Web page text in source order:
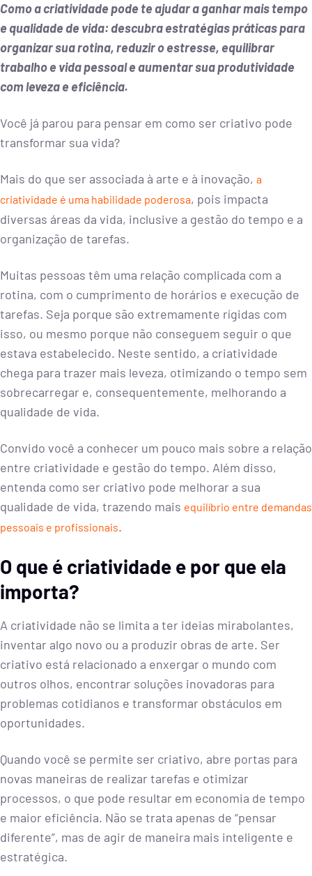
Como a criatividade pode te ajudar a ganhar mais tempo
e qualidade de vida: descubra estratégias práticas para
organizar sua rotina, reduzir o estresse, equilibrar
trabalho e vida pessoal e aumentar sua produtividade
com leveza e eficiência.
Você já parou para pensar em como ser criativo pode
transformar sua vida?
Mais do que ser associada à arte e à inovação, a
criatividade é uma habilidade poderosa, pois impacta
diversas áreas da vida, inclusive a gestão do tempo e a
organização de tarefas.
Muitas pessoas têm uma relação complicada com a
rotina, com o cumprimento de horários e execução de
tarefas. Seja porque são extremamente rígidas com
isso, ou mesmo porque não conseguem seguir o que
estava estabelecido. Neste sentido, a criatividade
chega para trazer mais leveza, otimizando o tempo sem
sobrecarregar e, consequentemente, melhorando a
qualidade de vida.
Convido você a conhecer um pouco mais sobre a relação
entre criatividade e gestão do tempo. Além disso,
entenda como ser criativo pode melhorar a sua
qualidade de vida, trazendo mais equilíbrio entre demandas
pessoais e profissionais.
O que é criatividade e por que ela
importa?
A criatividade não se limita a ter ideias mirabolantes,
inventar algo novo ou a produzir obras de arte. Ser
criativo está relacionado a enxergar o mundo com
outros olhos, encontrar soluções inovadoras para
problemas cotidianos e transformar obstáculos em
oportunidades.
Quando você se permite ser criativo, abre portas para
novas maneiras de realizar tarefas e otimizar
processos, o que pode resultar em economia de tempo
e maior eficiência. Não se trata apenas de “pensar
diferente”, mas de agir de maneira mais inteligente e
estratégica.